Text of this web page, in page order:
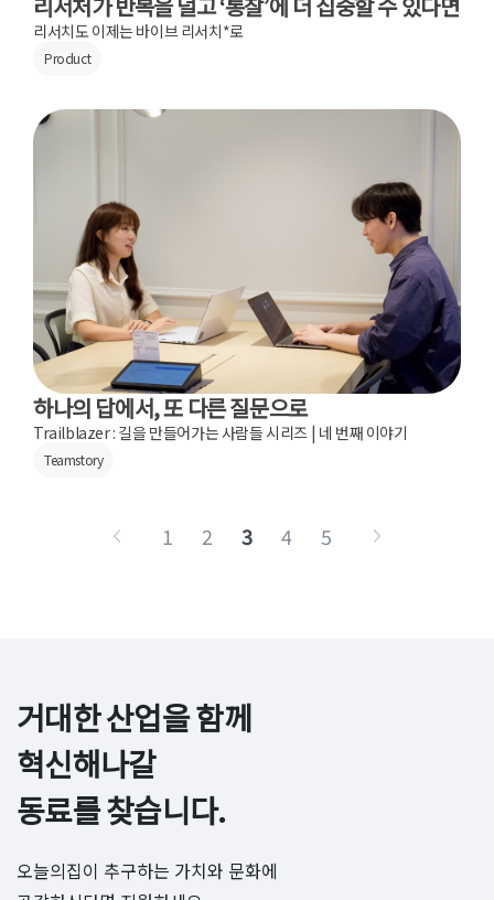
리서치도 이제는 바이브 리서치*로
Product
하나의 답에서, 또 다른 질문으로
Trailblazer : 길을 만들어가는 사람들 시리즈 | 네 번째 이야기
Teamstory
1 2 3 4 5
거대한 산업을 함께
혁신해나갈
동료를 찾습니다.
오늘의집이 추구하는 가치와 문화에